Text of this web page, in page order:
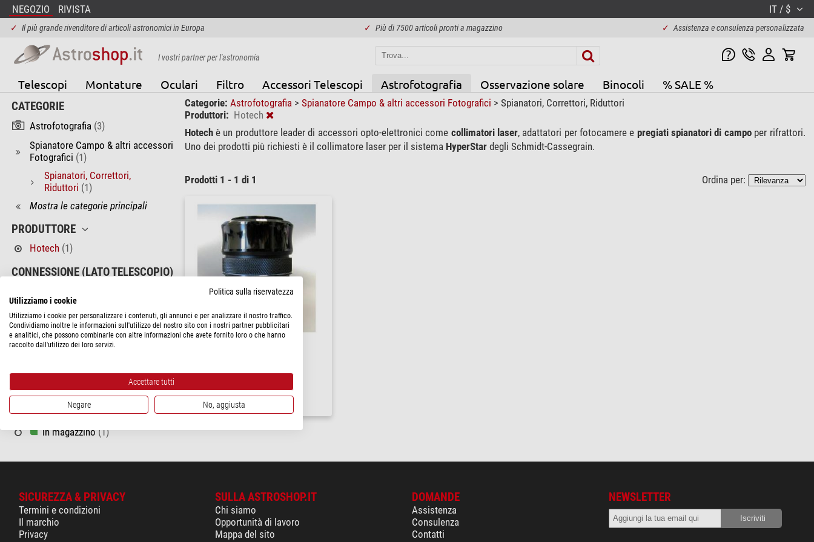
NEGOZIO RIVISTA IT / $
✓ Il più grande rivenditore di articoli astronomici in Europa ✓ Più di 7500 articoli pronti a magazzino ✓ Assistenza e consulenza personalizzata
I vostri partner per l'astronomia
Telescopi Montature Oculari Filtro Accessori Telescopi Astrofotografia Osservazione solare Binocoli % SALE %
CATEGORIE
Astrofotografia (3)
Spianatore Campo & altri accessori
Fotografici (1)
Spianatori, Correttori,
Riduttori (1)
Mostra le categorie principali
PRODUTTORE
Hotech (1)
CONNESSIONE (LATO TELESCOPIO)
2"(1)
TECNICA DI FABBRICAZIONE
Flattener(1)
PREZZO
230 - 350 $(1)
STATO DI CONSEGNA
in magazzino(1)
Categorie: Astrofotografia > Spianatore Campo & altri accessori Fotografici > Spianatori, Correttori, Riduttori
Produttori: Hotech
Hotechè un produttore leader di accessori opto-elettronici come collimatori laser, adattatori per fotocamere e pregiati spianatori di campoper rifrattori.
Uno dei prodotti più richiesti è il collimatore laser per il sistema HyperStardegli Schmidt-Cassegrain.
Prodotti 1 - 1 di 1 Ordina per:
spedibile in
SICUREZZA & PRIVACY
Termini e condizioni
Il marchio
Privacy
SULLA ASTROSHOP.IT
Chi siamo
Opportunità di lavoro
Mappa del sito
DOMANDE
Assistenza
Consulenza
Contatti
NEWSLETTER
Politica sulla riservatezza
Utilizziamo i cookie
Utilizziamo i cookie per personalizzare i contenuti, gli annunci e per analizzare il nostro traffico.
Condividiamo inoltre le informazioni sull'utilizzo del nostro sito con i nostri partner pubblicitari
e analitici, che possono combinarle con altre informazioni che avete fornito loro o che hanno
raccolto dall'utilizzo dei loro servizi.
Accettare tutti
Negare No, aggiusta